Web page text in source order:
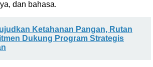
dan bahasa.
Ketahanan Pangan, Rutan
Dukung Program Strategis